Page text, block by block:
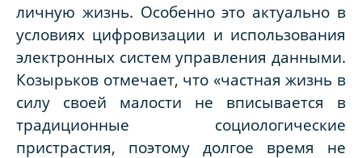
личную жизнь. Особенно это актуально в
условиях цифровизации и использования
электронных систем управления данными.
Козырьков отмечает, что «частная жизнь в
силу своей малости не вписывается в
традиционные социологические
пристрастия, поэтому долгое время не